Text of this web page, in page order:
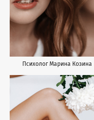
Психолог Марина Козина